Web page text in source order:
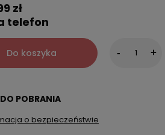
zł
telefon
Do koszyka - +
DO POBRANIA
o bezpieczeństwie